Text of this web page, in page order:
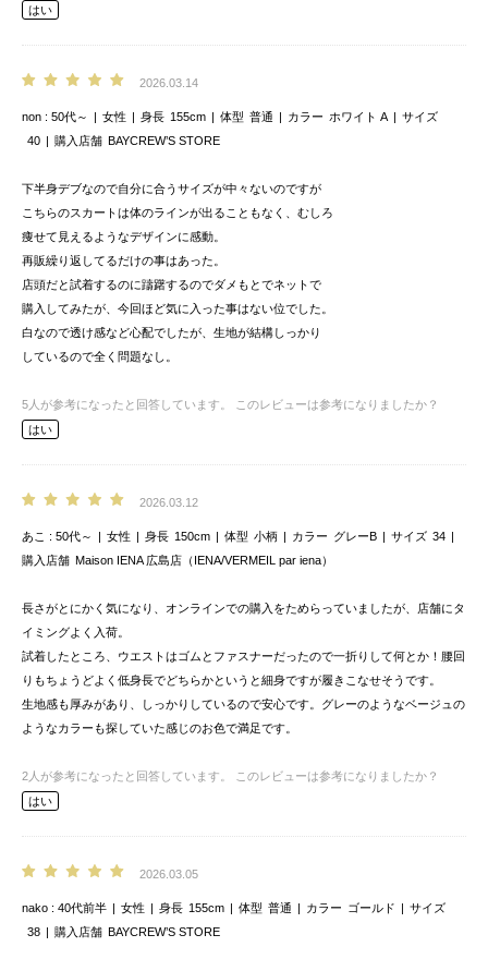
はい
2026.03.14
non 50代～ 女性 身長 155cm 体型 普通 カラー ホワイト A
サイズ
40
購入店舗 BAYCREW’S STORE
下半身デブなので自分に合うサイズが中々ないのですが
こちらのスカートは体のラインが出ることもなく、むしろ
痩せて見えるようなデザインに感動。
再販繰り返してるだけの事はあった。
店頭だと試着するのに躊躇するのでダメもとでネットで
購入してみたが、今回ほど気に入った事はない位でした。
白なので透け感など心配でしたが、生地が結構しっかり
しているので全く問題なし。
5 人が参考になったと回答しています。
このレビューは参考になりましたか？
はい
2026.03.12
あこ 50代～ 女性 身長 150cm 体型 小柄 カラー グレーB サイズ 34
購入店舗 Maison IENA 広島店（IENA/VERMEIL par iena）
長さがとにかく気になり、オンラインでの購入をためらっていましたが、店舗にタ
イミングよく入荷。
試着したところ、ウエストはゴムとファスナーだったので一折りして何とか！腰回
りもちょうどよく低身長でどちらかというと細身ですが履きこなせそうです。
生地感も厚みがあり、しっかりしているので安心です。グレーのようなベージュの
ようなカラーも探していた感じのお色で満足です。
2 人が参考になったと回答しています。
このレビューは参考になりましたか？
はい
2026.03.05
nako 40代前半 女性 身長 155cm 体型 普通 カラー ゴールド
サイズ
38
購入店舗 BAYCREW’S STORE